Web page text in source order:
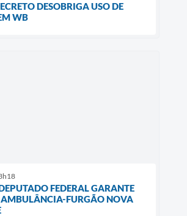
DESOBRIGA USO DE
WB
FEDERAL GARANTE
FURGÃO NOVA